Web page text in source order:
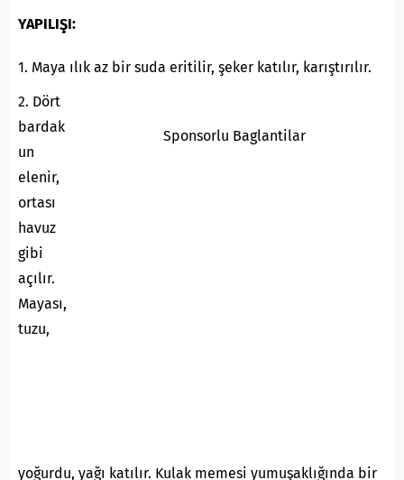
YAPILIŞI:
1. Maya ılık az bir suda eritilir, şeker katılır, karıştırılır.
Sponsorlu Baglantilar
2. Dört
bardak
un
elenir,
ortası
havuz
gibi
açılır.
Mayası,
tuzu,
yoğurdu, yağı katılır. Kulak memesi yumuşaklığında bir